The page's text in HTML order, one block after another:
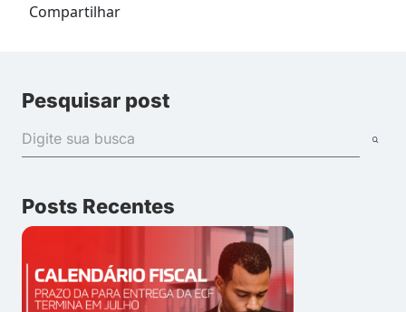
Compartilhar
Pesquisar post
Posts Recentes